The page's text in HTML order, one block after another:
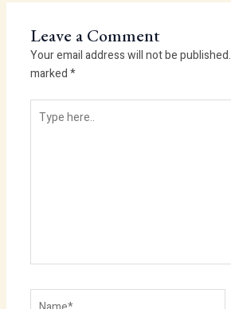
Leave a Comment
Your email address will not be published.
marked*
here..